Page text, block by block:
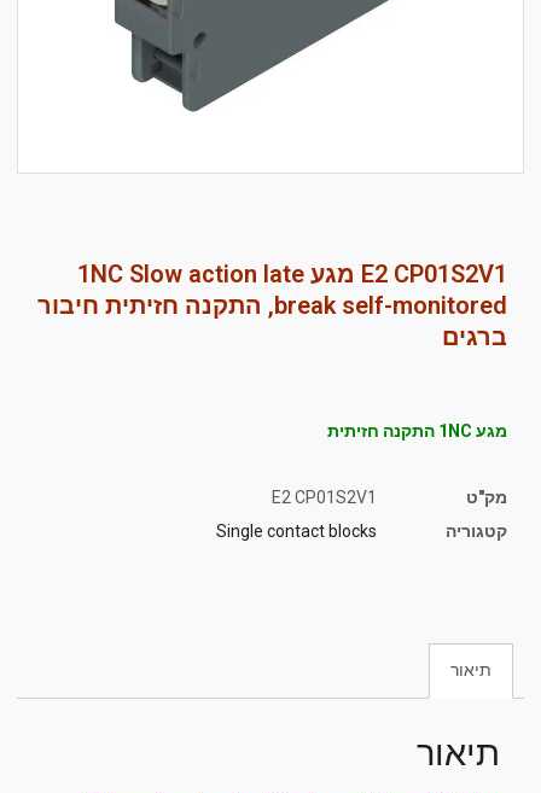
לאפס
E2 CP01S2V1 מגע 1NC Slow action late
break self-monitored, התקנה חזיתית חיבור
ברגים
מגע 1NC התקנה חזיתית
מק"ט
E2 CP01S2V1
קטגוריה
Single contact blocks
תיאור
תיאור